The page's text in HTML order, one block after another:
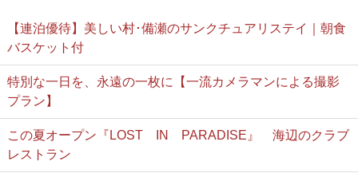
【連泊優待】美しい村･備瀬のサンクチュアリステイ｜朝食
バスケット付
特別な一日を、永遠の一枚に【一流カメラマンによる撮影
プラン】
この夏オープン『LOST IN PARADISE』 海辺のクラブ
レストラン